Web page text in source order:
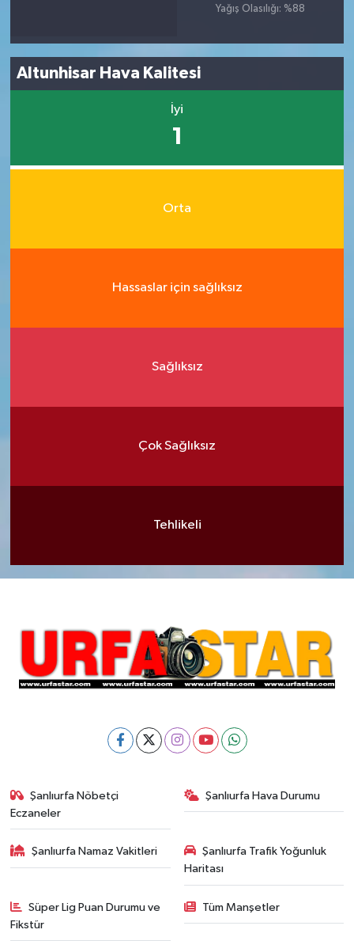
Yağış Olasılığı: %88
Altunhisar Hava Kalitesi
İyi
1
Orta
Hassaslar için sağlıksız
Sağlıksız
Çok Sağlıksız
Tehlikeli
Şanlıurfa Nöbetçi
Eczaneler
Şanlıurfa Hava Durumu
Şanlıurfa Namaz Vakitleri
Şanlıurfa Trafik Yoğunluk
Haritası
Süper Lig Puan Durumu ve
Fikstür
Tüm Manşetler